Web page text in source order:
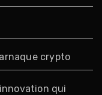
crypto
qui